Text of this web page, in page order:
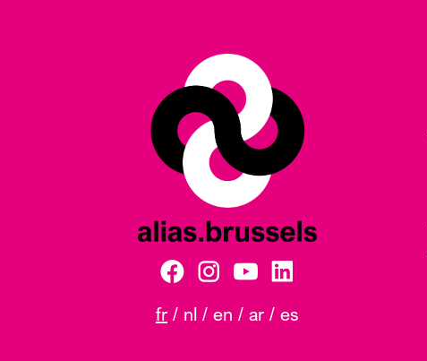
fr nl en ar es